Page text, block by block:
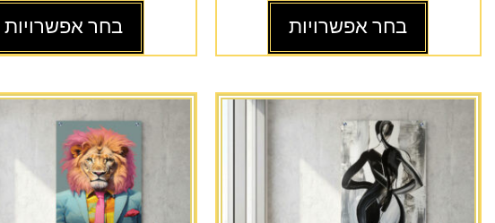
בחר אפשרויות בחר אפשרויות